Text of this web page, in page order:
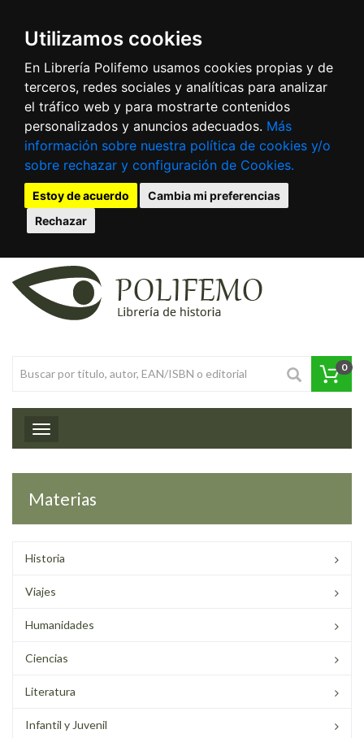
Utilizamos cookies
En Librería Polifemo usamos cookies propias y de
terceros, redes sociales y analíticas para analizar
el tráfico web y para mostrarte contenidos
personalizados y anuncios adecuados. Más
información sobre nuestra política de cookies y/o
sobre rechazar y configuración de Cookies.
Estoy de acuerdo
Cambia mi preferencias
Rechazar
0
Toggle navigation
Materias
Historia
Viajes
Humanidades
Ciencias
Literatura
Infantil y Juvenil